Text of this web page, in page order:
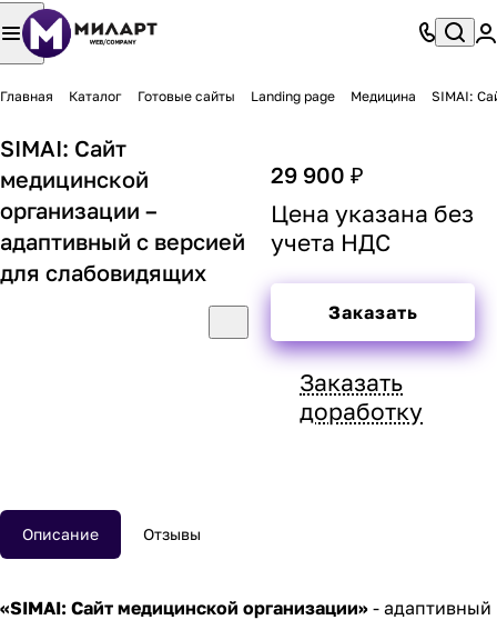
Главная Каталог Готовые сайты Landing page Медицина SIMAI:
SIMAI: Сайт
медицинской
организации –
адаптивный с версией
для слабовидящих
29 900 ₽
Цена указана без
учета НДС
Заказать
Заказать
доработку
Описание Отзывы
«SIMAI: Сайт медицинской организации» - адаптивный